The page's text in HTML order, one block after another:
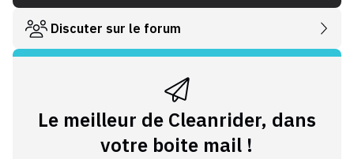
Discuter sur le forum
Le meilleur de Cleanrider, dans
votre boite mail !